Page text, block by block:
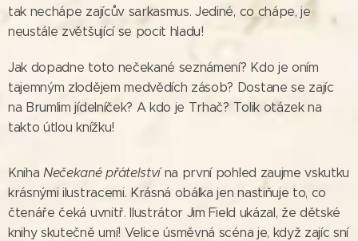
tak nechápe zajícův sarkasmus. Jediné, co chápe, je
neustále zvětšující se pocit hladu!
Jak dopadne toto nečekané seznámení? Kdo je oním
tajemným zlodějem medvědích zásob? Dostane se zajíc
na Brumlim jídelníček? A kdo je Trhač? Tolik otázek na
takto útlou knížku!
Kniha Nečekané přátelstvína první pohled zaujme vskutku
krásnými ilustracemi. Krásná obálka jen nastiňuje to, co
čtenáře čeká uvnitř. Ilustrátor Jim Field ukázal, že dětské
knihy skutečně umí! Velice úsměvná scéna je, když zajíc sní